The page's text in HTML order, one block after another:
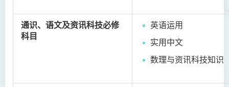
通识、语文及资讯科技必修
科目
英语运用
实用中文
数理与资讯科技知识
学费
课堂活动及相片集
课程资讯频道